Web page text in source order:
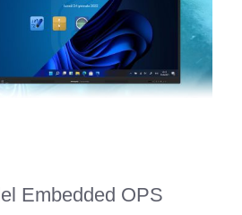
Embedded OPS